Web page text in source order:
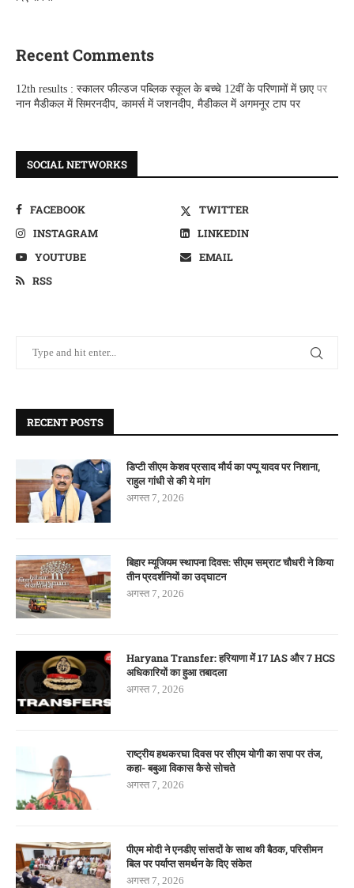
Recent Comments
12th results : स्कालर फील्डज पब्लिक स्कूल के बच्चे 12वीं के परिणामों में छाएपर
नान मैडीकल में सिमरनदीप, कामर्स में जशनदीप, मैडीकल में अगमनूर टाप पर
SOCIAL NETWORKS
FACEBOOK
TWITTER
INSTAGRAM
LINKEDIN
YOUTUBE
EMAIL
RSS
RECENT POSTS
डिप्टी सीएम केशव प्रसाद मौर्य का पप्पू यादव पर निशाना,
राहुल गांधी से की ये मांग
अगस्त 7, 2026
बिहार म्यूजियम स्थापना दिवस: सीएम सम्राट चौधरी ने किया
तीन प्रदर्शनियों का उद्घाटन
अगस्त 7, 2026
Haryana Transfer: हरियाणा में 17 IAS और 7 HCS
अधिकारियों का हुआ तबादला
अगस्त 7, 2026
राष्ट्रीय हथकरघा दिवस पर सीएम योगी का सपा पर तंज,
कहा- बबुआ विकास कैसे सोचते
अगस्त 7, 2026
पीएम मोदी ने एनडीए सांसदों के साथ की बैठक, परिसीमन
बिल पर पर्याप्त समर्थन के दिए संकेत
अगस्त 7, 2026